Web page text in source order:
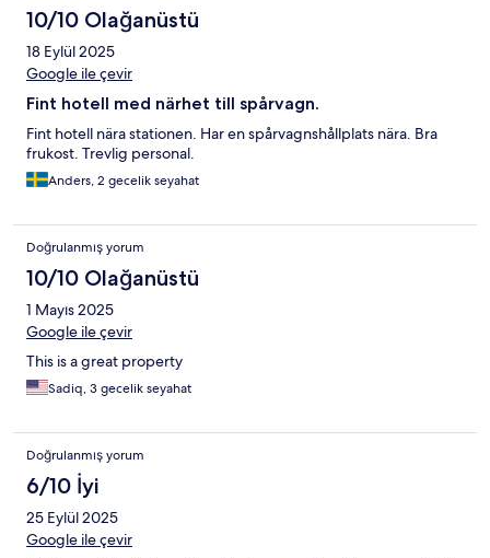
10/10 Olağanüstü
18 Eylül 2025
Google ile çevir
Fint hotell med närhet till spårvagn.
Fint hotell nära stationen. Har en spårvagnshållplats nära. Bra
frukost. Trevlig personal.
Anders, 2 gecelik seyahat
Doğrulanmış yorum
10/10 Olağanüstü
1 Mayıs 2025
Google ile çevir
This is a great property
Sadiq, 3 gecelik seyahat
Doğrulanmış yorum
6/10 İyi
25 Eylül 2025
Google ile çevir